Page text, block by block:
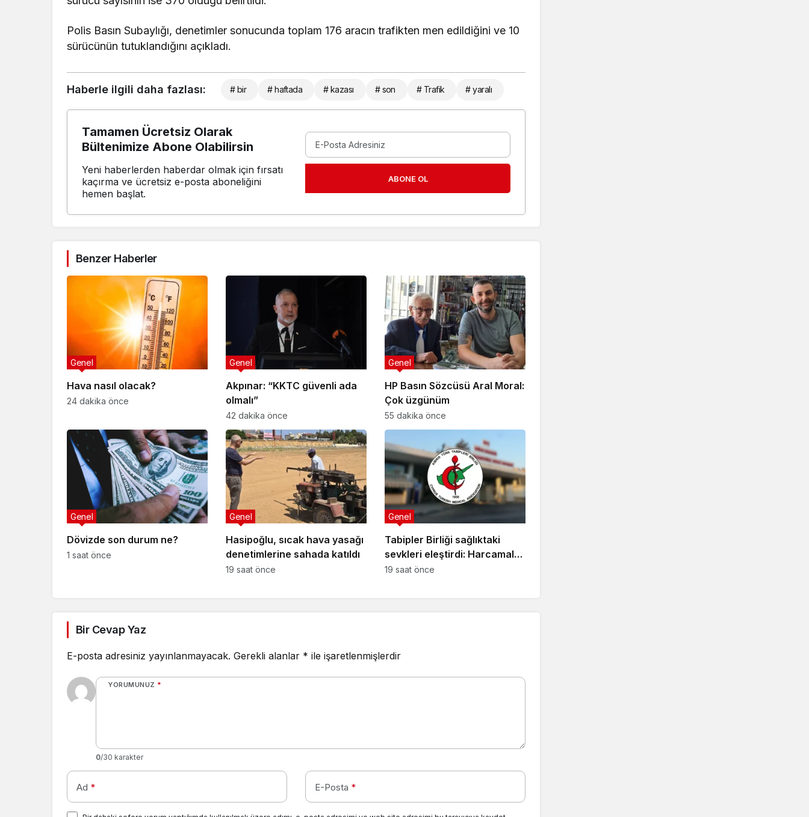
Polis Basın Subaylığı, denetimler sonucunda toplam 176 aracın trafikten men edildiğini ve 10
sürücünün tutuklandığını açıkladı.
Haberle ilgili daha fazlası: # bir # haftada # kazası # son # Trafik # yaralı
Tamamen Ücretsiz Olarak
Bültenimize Abone Olabilirsin
Yeni haberlerden haberdar olmak için fırsatı
kaçırma ve ücretsiz e-posta aboneliğini
hemen başlat.
ABONE OL
Benzer Haberler
Hava nasıl olacak?
Genel
24 dakika önce
Akpınar: “KKTC güvenli ada
olmalı”
Genel
42 dakika önce
HP Basın Sözcüsü Aral Moral:
Çok üzgünüm
Genel
55 dakika önce
Dövizde son durum ne?
Genel
1 saat önce
Hasipoğlu, sıcak hava yasağı
denetimlerine sahada katıldı
Genel
19 saat önce
Tabipler Birliği sağlıktaki
sevkleri eleştirdi: Harcamalar
kamuoyuyla paylaşılmalı!
Genel
19 saat önce
Bir Cevap Yaz
E-posta adresiniz yayınlanmayacak. Gerekli alanlar * ile işaretlenmişlerdir
YORUMUNUZ *
0/30 karakter
Ad * E-Posta *